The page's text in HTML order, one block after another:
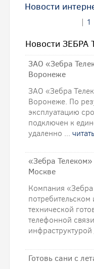
Новости
| 1
Новости
ЗАО «Зебра
Воронеже
ЗАО «Зебра
Воронеже. По
эксплуатацию
подключен к
удаленно ...
«Зебра
Москве
Компания
технической
телефонной
инфраструктурой
Готовь сани с